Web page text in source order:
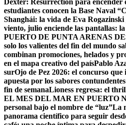
Dexter: Resurrection para encender
estudiantes conocen la Base Naval
Shanghái: la vida de Eva Rogazinski
viento, julio enciende las pantallas:
PUERTO DE PUNTA ARENAS
solo los valientes del fin del mundo
combinan promociones, helados y
en el mapa creativo del paísPablo
surOjo de Pez 2026: el concurso
apuesta por los sabores
fin de semanaLioness regresa: el
EL MES DEL MAR EN PUERTO
personal bajo el nombre de “luz”La
panorama científico para seguir